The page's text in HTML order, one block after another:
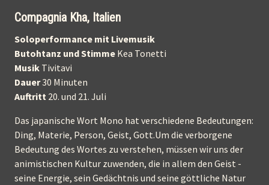
Compagnia Kha, Italien
Soloperformance mit Livemusik
Butohtanz und Stimme Kea Tonetti
Musik Tivitavi
Dauer30 Minuten
Auftritt 20. und 21. Juli
Das japanische Wort Mono hat verschiedene Bedeutungen:
Ding, Materie, Person, Geist, Gott.Um die verborgene
Bedeutung des Wortes zu verstehen, müssen wir uns der
animistischen Kultur zuwenden, die in allem den Geist -
seine Energie, sein Gedächtnis und seine göttliche Natur